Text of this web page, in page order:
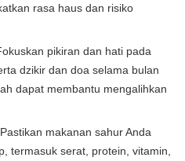
rasa haus dan risiko
pikiran dan hati pada
dzikir dan doa selama bulan
dapat membantu mengalihkan
makanan sahur Anda
termasuk serat, protein, vitamin,